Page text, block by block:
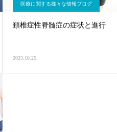
医療に関する様々な情報ブログ
頚椎症性脊髄症の症状と進行
2023.10.25